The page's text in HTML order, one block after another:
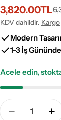
İndirimli
fiyat
3,820.00TL
Normal
fiyat
KDV dahildir. Kargo
Modern
1-3 İş
Acele edin,
Adet